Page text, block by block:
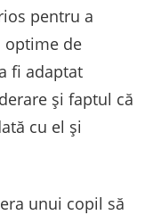
pentru a
optime de
fi adaptat
și faptul că
cu el și
unui copil să